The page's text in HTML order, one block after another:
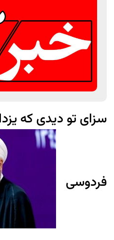
سزای تو دیدی که
فردوسی